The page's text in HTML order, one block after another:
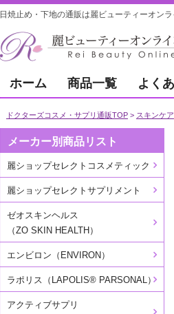
日焼止め・下地の通販は麗ビューティーオン
ホーム 商品一覧 よく
ドクターズコスメ・サプリ通販TOP スキンケア
メーカー別商品リスト
麗ショップセレクトコスメティック
麗ショップセレクトサプリメント
ゼオスキンヘルス
（ZO SKIN HEALTH）
エンビロン（ENVIRON）
ラポリス（LAPOLIS® PARSONAL）
アクティブサプリ